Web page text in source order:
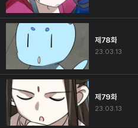
제78화
23.03.13
제79화
23.03.13